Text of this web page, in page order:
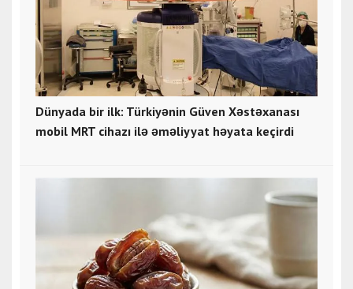
Dünyada bir ilk: Türkiyənin Güven Xəstəxanası
mobil MRT cihazı ilə əməliyyat həyata keçirdi